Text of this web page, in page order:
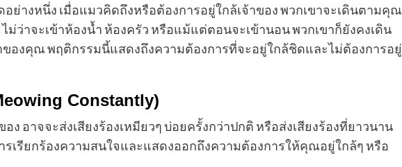
ย่างหนึ่ง เมื่อแมวคิดถึงหรือต้องการอยู่ใกล้เจ้าของ พวกเขาจะเดินตามคุณ
ม่ว่าจะเข้าห้องน้ำ ห้องครัว หรือแม้แต่ตอนจะเข้านอน พวกเขาก็ยังคงเดิน
ของคุณ พฤติกรรมนี้แสดงถึงความต้องการที่จะอยู่ใกล้ชิดและไม่ต้องการอยู่
Constantly)
ง อาจจะส่งเสียงร้องเหมียวๆ บ่อยครั้งกว่าปกติ หรือส่งเสียงร้องที่ยาวนาน
รเรียกร้องความสนใจและแสดงออกถึงความต้องการให้คุณอยู่ใกล้ๆ หรือ